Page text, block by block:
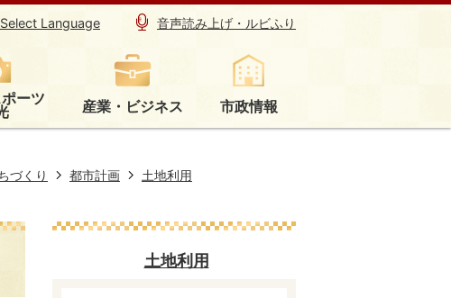
Select Language 音声読み上げ・ルビふり
ーツ 産業・ビジネス 市政情報
づくり 都市計画
土地利用
土地利用